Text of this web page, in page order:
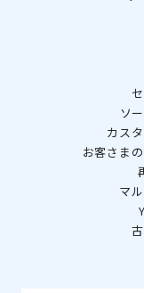
ソ
カス
お客さま
マ